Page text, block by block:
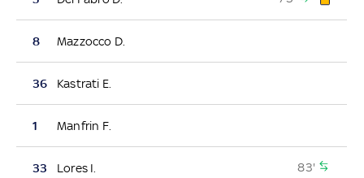
8 Mazzocco D.
36 Kastrati E.
1 Manfrin F.
33 Lores I. 83'